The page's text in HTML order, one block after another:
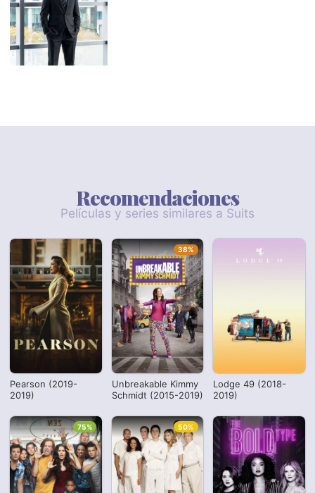
Recomendaciones
Películas y series similares a Suits
Pearson (2019-
2019)
Unbreakable Kimmy
Schmidt (2015-2019)
38%
Lodge 49 (2018-
2019)
75% 50%